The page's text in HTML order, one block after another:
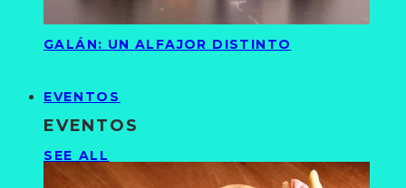
GALÁN: UN ALFAJOR DISTINTO
EVENTOS
EVENTOS
SEE ALL